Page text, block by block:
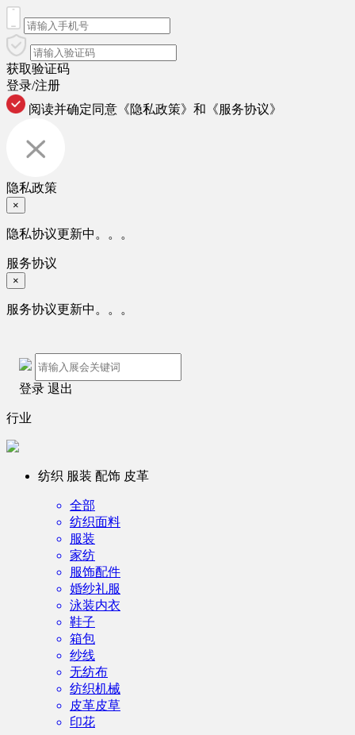
获取验证码
登录/注册
阅读并确定同意 《隐私政策》 和 《服务协议》
隐私政策
×
隐私协议更新中。。。
服务协议
×
服务协议更新中。。。
登录 退出
行业
纺织 服装 配饰 皮革
全部
纺织面料
服装
家纺
服饰配件
婚纱礼服
泳装内衣
鞋子
箱包
纱线
无纺布
纺织机械
皮革皮草
印花